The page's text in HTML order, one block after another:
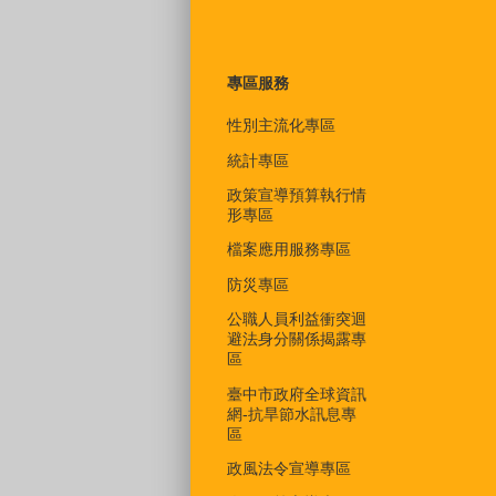
專區服務
性別主流化專區
統計專區
政策宣導預算執行情
形專區
檔案應用服務專區
防災專區
公職人員利益衝突迴
避法身分關係揭露專
區
臺中市政府全球資訊
網-抗旱節水訊息專
區
政風法令宣導專區